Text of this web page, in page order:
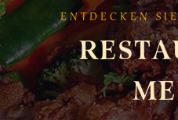
ENTDECKEN